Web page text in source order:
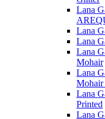
Lana
Lana
Lana
Lana
Mohair
Lana
Lana
Printed
Lana